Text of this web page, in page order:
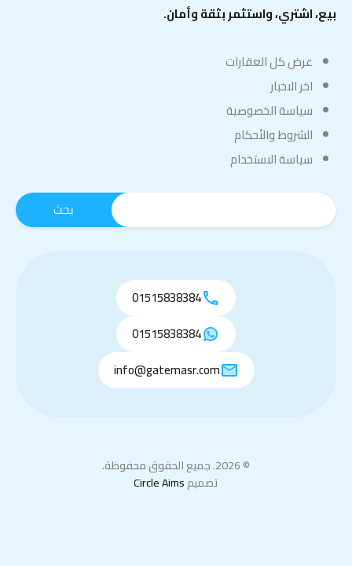
بيع، اشتري، واستثمر بثقة وأمان.
عرض كل العقارات
اخر الاخبار
سياسة الخصوصية
الشروط والأحكام
سياسة الاستخدام
01515838384
01515838384
info@gatemasr.com
© 2026. جميع الحقوق محفوظة.
تصميمCircle Aims